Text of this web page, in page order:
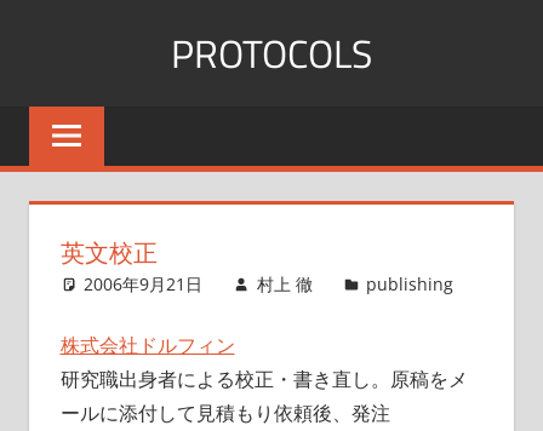
PROTOCOLS
群
医
英文校正
2006年9月21日 村上 徹 publishing
株式会社ドルフィン
研究職出身者による校正・書き直し。原稿をメ
ールに添付して見積もり依頼後、発注